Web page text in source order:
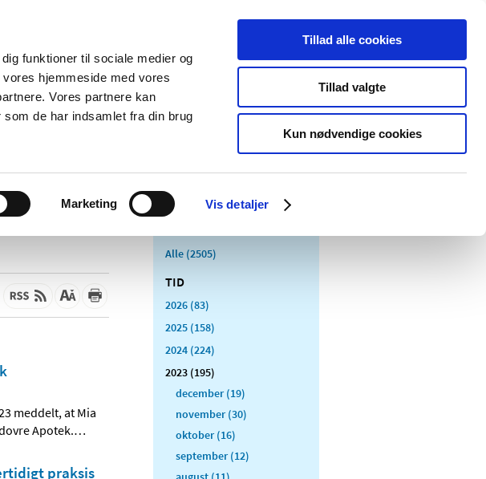
funktioner til sociale medier og
hjemmeside med vores
Vores partnere kan
de har indsamlet fra din brug
Marketing Vis detaljer
Tillad alle cookies
Tillad valgte
Kun nødvendige cookies
Om os Kontakt Udgivelser
og salg af
Medicinsk
Særlige
produktområder
meddelt, at Mia
Apotek.…
praksis
Alle (2505)
TID
2026 (83)
2025 (158)
2024 (224)
2023 (195)
december (19)
november (30)
oktober (16)
september (12)